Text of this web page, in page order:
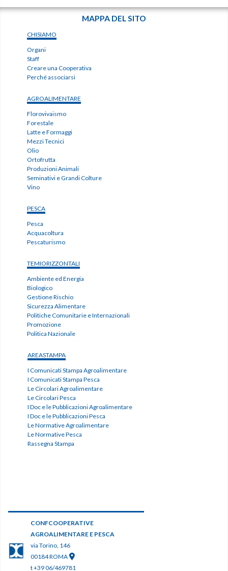
CONFCOOPERATIVE
AGROALIMENTARE E PESCA
via Torino, 146
00184 ROMA
t +39 06/469781
MAPPA DEL SITO
CHISIAMO
Organi
Staff
Creare una Cooperativa
Perché associarsi
AGROALIMENTARE
Florovivaismo
Forestale
Latte e Formaggi
Mezzi Tecnici
Olio
Ortofrutta
Produzioni Animali
Seminativi e Grandi Colture
Vino
PESCA
Pesca
Acquacoltura
Pescaturismo
TEMIORIZZONTALI
Ambiente ed Energia
Biologico
Gestione Rischio
Sicurezza Alimentare
Politiche Comunitarie e Internazionali
Promozione
Politica Nazionale
AREASTAMPA
I Comunicati Stampa Agroalimentare
I Comunicati Stampa Pesca
Le Circolari Agroalimentare
Le Circolari Pesca
I Doc e le Pubblicazioni Agroalimentare
I Doc e le Pubblicazioni Pesca
Le Normative Agroalimentare
Le Normative Pesca
Rassegna Stampa